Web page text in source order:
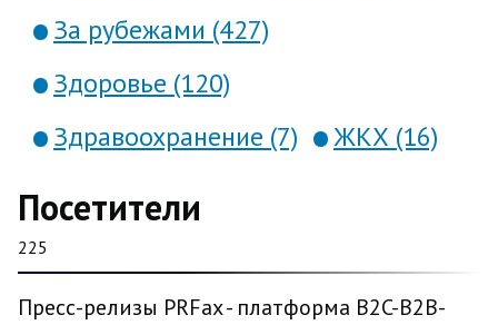
За рубежами (427)
Здоровье (120)
Здравоохранение (7)
ЖКХ (16)
Посетители
225
Пресс-релизы PRFax - платформа B2C-B2B-